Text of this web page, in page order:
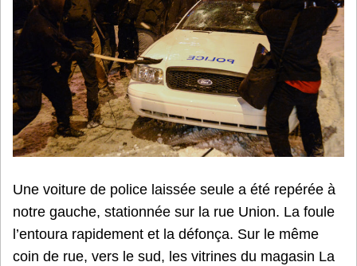
Une voiture de police laissée seule a été repérée à
notre gauche, stationnée sur la rue Union. La foule
l’entoura rapidement et la défonça. Sur le même
coin de rue, vers le sud, les vitrines du magasin La